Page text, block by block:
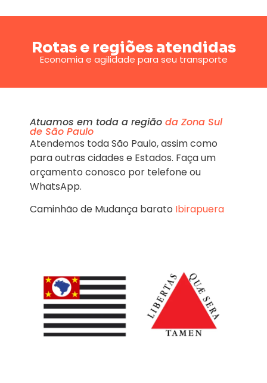
Rotas e regiões atendidas
Economia e agilidade para seu transporte
Atuamos em toda a região da Zona Sul
de São Paulo
Atendemos toda São Paulo, assim como
para outras cidades e Estados. Faça um
orçamento conosco por telefone ou
WhatsApp.
Caminhão de Mudança barato Ibirapuera